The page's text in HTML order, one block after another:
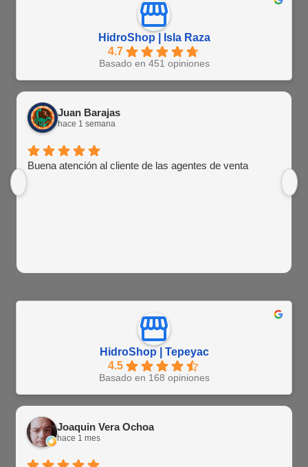
HidroShop | Isla Raza
4.7
Basado en 451 opiniones
Juan Barajas
hace 1 semana
Buena atención al cliente de las agentes de venta
HidroShop | Tepeyac
4.5
Basado en 168 opiniones
Joaquin Vera Ochoa
hace 1 mes